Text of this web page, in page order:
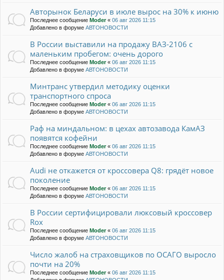
Авторынок Беларуси в июле вырос на 30% к июню
Последнее сообщение Moder« 06 авг 2026 11:15
Добавлено в форуме АВТОНОВОСТИ
В России выставили на продажу ВАЗ-2106 с
маленьким пробегом: очень дорого
Последнее сообщение Moder« 06 авг 2026 11:15
Добавлено в форуме АВТОНОВОСТИ
Минтранс утвердил методику оценки
транспортного спроса
Последнее сообщение Moder« 06 авг 2026 11:15
Добавлено в форуме АВТОНОВОСТИ
Раф на миндальном: в цехах автозавода КамАЗ
появятся кофейни
Последнее сообщение Moder« 06 авг 2026 11:15
Добавлено в форуме АВТОНОВОСТИ
Audi не откажется от кроссовера Q8: грядёт новое
поколение
Последнее сообщение Moder« 06 авг 2026 11:15
Добавлено в форуме АВТОНОВОСТИ
В России сертифицировали люксовый кроссовер
Rox
Последнее сообщение Moder« 06 авг 2026 11:15
Добавлено в форуме АВТОНОВОСТИ
Число жалоб на страховщиков по ОСАГО выросло
почти на 20%
Последнее сообщение Moder« 06 авг 2026 11:15